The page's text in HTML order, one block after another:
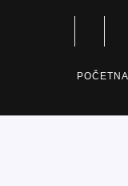
POČETNA